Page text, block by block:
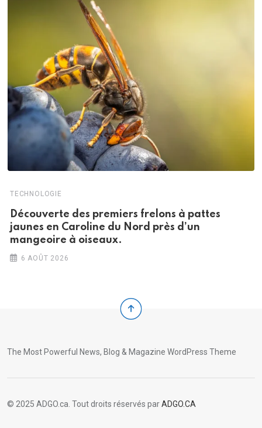
TECHNOLOGIE
Découverte des premiers frelons à pattes
jaunes en Caroline du Nord près d’un
mangeoire à oiseaux.
6 AOÛT 2026
The Most Powerful News, Blog & Magazine WordPress Theme
© 2025 ADGO.ca. Tout droits réservés parADGO.CA